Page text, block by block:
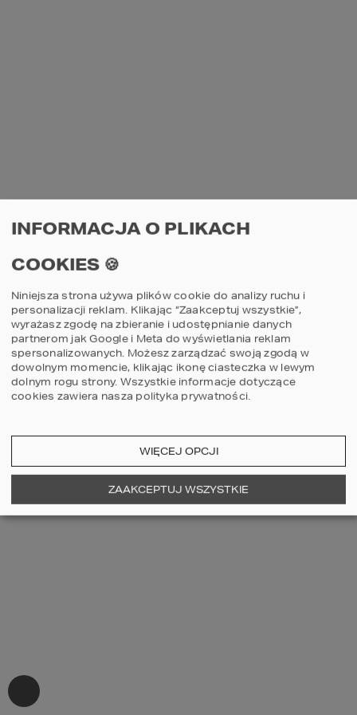
AN UNEXPECTED ERROR HAS OCCURRED
INFORMACJA O PLIKACH
COOKIES 🍪
Niniejsza strona używa plików cookie do analizy ruchu i
personalizacji reklam. Klikając “Zaakceptuj wszystkie”,
wyrażasz zgodę na zbieranie i udostępnianie danych
partnerom jak Google i Meta do wyświetlania reklam
spersonalizowanych. Możesz zarządzać swoją zgodą w
dowolnym momencie, klikając ikonę ciasteczka w lewym
dolnym rogu strony. Wszystkie informacje dotyczące
cookies zawiera nasza polityka prywatności.
WIĘCEJ OPCJI
ZAAKCEPTUJ WSZYSTKIE